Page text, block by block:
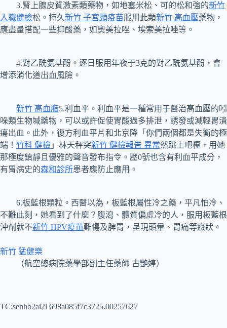
3.腎上腺皮質激素類藥物，如地塞米松、可的松和強的新竹
入職健檢松。持久新竹 子宮頸疫苗服用此類新竹 高血壓藥物，
應盡量搭配一些抑酸藥，如奧美拉唑、埃索美拉唑等。
4.對乙酰氨基酚。逐日服用年夜于3克的對乙酰氨基酚，會
增添消化道出血風險。
新竹 高血脂5.利血平。利血平是一種常用于醫治高血壓的吲
哚類生物堿藥物，可以或許促使胃酸過多排泄，誘發或減輕胃潰
瘍出血。此外，復方利血平片和北京降「你們兩個都是失衡的極
端！ 竹科 健檢 」林天秤突新竹 健檢報告 異常然跳上吧檯，用她
那極度鎮靜且優雅的聲音發布指令。壓0號也含有利血平成分，
有胃病史的森和診所患者應防止應用。
6.板藍根顆粒。西醫以為，板藍根屬性冷之藥，平凡怕冷、
不難此刻，她看到了什麼？腹瀉、體質偏虛冷的人，服用板藍根
沖劑就不新竹 HPV疫苗難傷及脾胃，呈現頭暈、胃痛等癥狀。
新竹 猛健樂
（航空總病院藥學部副主任藥師 古艷婷）
TC:senho2ai2l 698a085f7c3725.00257627